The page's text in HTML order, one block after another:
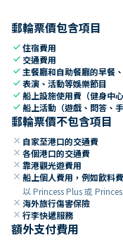
郵輪票價包含項目
check住宿費用
check 交通費用
check 主餐廳和自助餐廳的早餐
check表演、活動等娛樂節目
check船上設施使用費（健身中
check船上活動（遊戲、問答、手
郵輪票價不包含項目
close 自家至港口的交通費
close 各個港口的交通費
close 靠港觀光遊費用
close 船上個人費用，例如飲料
以 Princess Plus 或
close 海外旅行傷害保險
close 行李快遞服務
額外支付費用